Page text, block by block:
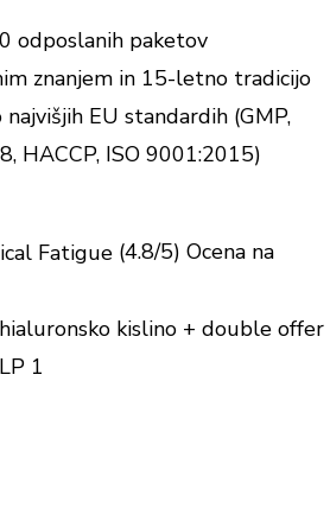
odposlanih paketov
znanjem in 15-letno tradicijo
EU standardih (GMP,
HACCP, ISO 9001:2015)
(4.8/5) Ocena na